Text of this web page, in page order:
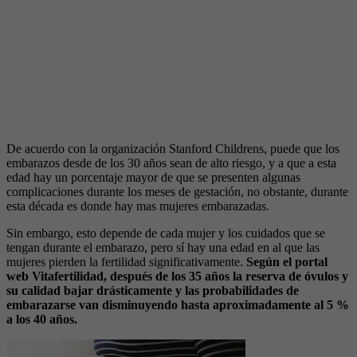
De acuerdo con la organización Stanford Childrens, puede que los
embarazos desde de los 30 años sean de alto riesgo, y a que a esta
edad hay un porcentaje mayor de que se presenten algunas
complicaciones durante los meses de gestación, no obstante, durante
esta década es donde hay mas mujeres embarazadas.
Sin embargo, esto depende de cada mujer y los cuidados que se
tengan durante el embarazo, pero sí hay una edad en al que las
mujeres pierden la fertilidad significativamente. Según el portal
web Vitafertilidad, después de los 35 años la reserva de óvulos y
su calidad bajar drásticamente y las probabilidades de
embarazarse van disminuyendo hasta aproximadamente al 5 %
a los 40 años.